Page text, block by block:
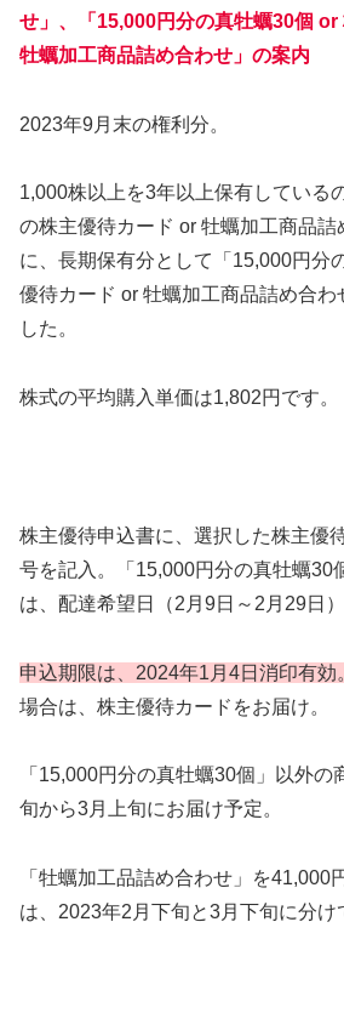
せ」、「15,000円分の真牡蠣30個 or
牡蠣加工商品詰め合わせ」の案内
2023年9月末の権利分。
1,000株以上を3年以上保有している
の株主優待カード or 牡蠣加工商品詰
に、長期保有分として「15,000円分
優待カード or 牡蠣加工商品詰め合
した。
株式の平均購入単価は1,802円です。
株主優待申込書に、選択した株主優
号を記入。「15,000円分の真牡蠣30
は、配達希望日（2月9日～2月29日）
申込期限は、2024年1月4日消印有効
場合は、株主優待カードをお届け。
「15,000円分の真牡蠣30個」以外
旬から3月上旬にお届け予定。
「牡蠣加工品詰め合わせ」を41,000
は、2023年2月下旬と3月下旬に分け